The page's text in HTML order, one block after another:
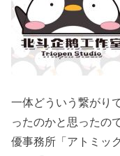
一体どういう繋がり
ったのかと思ったの
優事務所「アトミッ